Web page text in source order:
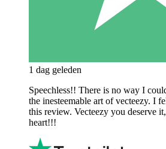
1 dag geleden
Speechless!! There is no way I
the inesteemable art of vecteezy. I
this review. Vecteezy you deserve
heart!!!